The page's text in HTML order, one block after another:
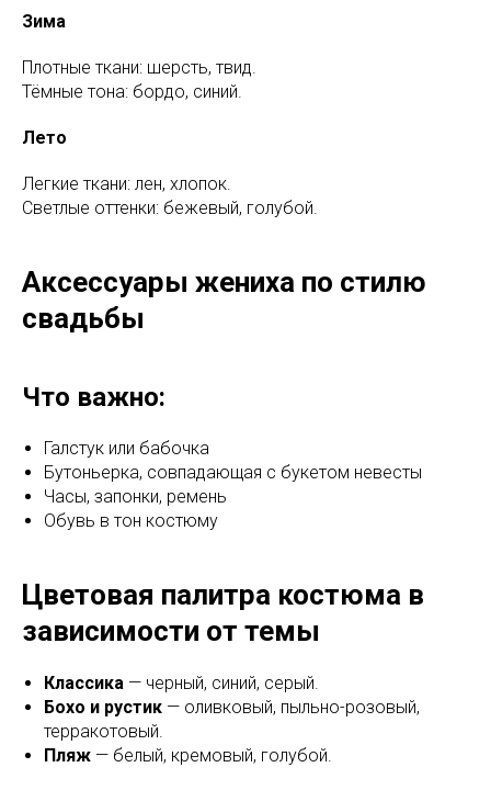
Зима
Плотные ткани: шерсть, твид.
Тёмные тона: бордо, синий.
Лето
Легкие ткани: лен, хлопок.
Светлые оттенки: бежевый, голубой.
Аксессуары жениха по стилю
свадьбы
Что важно:
Галстук или бабочка
Бутоньерка, совпадающая с букетом невесты
Часы, запонки, ремень
Обувь в тон костюму
Цветовая палитра костюма в
зависимости от темы
Классика — черный, синий, серый.
Бохо и рустик — оливковый, пыльно-розовый,
терракотовый.
Пляж — белый, кремовый, голубой.